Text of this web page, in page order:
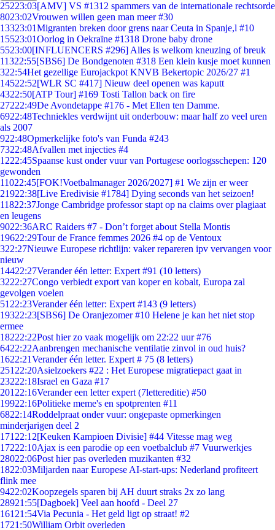
25223:03[AMV] VS #1312 spammers van de internationale rechtsorde
8023:02Vrouwen willen geen man meer #30
13323:01Migranten breken door grens naar Ceuta in Spanje,l #10
15523:01Oorlog in Oekraïne #1318 Drone baby drone
5523:00[INFLUENCERS #296] Alles is welkom kneuzing of breuk
11322:55[SBS6] De Bondgenoten #318 Een klein kusje moet kunnen
322:54Het gezellige Eurojackpot KNVB Bekertopic 2026/27 #1
14522:52[WLR SC #417] Nieuw deel openen was kaputt
4322:50[ATP Tour] #169 Tosti Tallon back on fire
27222:49De Avondetappe #176 - Met Ellen ten Damme.
6922:48Techniekles verdwijnt uit onderbouw: maar half zo veel uren
als 2007
922:48Opmerkelijke foto's van Funda #243
7322:48Afvallen met injecties #4
1222:45Spaanse kust onder vuur van Portugese oorlogsschepen: 120
gewonden
11022:45[FOK!Voetbalmanager 2026/2027] #1 We zijn er weer
21922:38[Live Eredivisie #1784] Dying seconds van het seizoen!
11822:37Jonge Cambridge professor stapt op na claims over plagiaat
en leugens
9022:36ARC Raiders #7 - Don’t forget about Stella Montis
19622:29Tour de France femmes 2026 #4 op de Ventoux
322:27Nieuwe Europese richtlijn: vaker repareren ipv vervangen voor
nieuw
14422:27Verander één letter: Expert #91 (10 letters)
3222:27Congo verbiedt export van koper en kobalt, Europa zal
gevolgen voelen
51 22:23Verander één letter: Expert #143 (9 letters)
19322:23[SBS6] De Oranjezomer #10 Helene je kan het niet stop
ermee
18222:22Post hier zo vaak mogelijk om 22:22 uur #76
6422:22Aanbrengen mechanische ventilatie zinvol in oud huis?
1622:21Verander één letter. Expert # 75 (8 letters)
251 22:20Asielzoekers #22 : Het Europese migratiepact gaat in
23222:18Israel en Gaza #17
201 22:16Verander een letter expert (7lettereditie) #50
19922:16Politieke meme's en spotprenten #11
6822:14Roddelpraat onder vuur: ongepaste opmerkingen
minderjarigen deel 2
171 22:12[Keuken Kampioen Divisie] #44 Vitesse mag weg
17222:10Ajax is een parodie op een voetbalclub #7 Vuurwerkjes
28022:06Post hier pas overleden muzikanten #32
1822:03Miljarden naar Europese AI-start-ups: Nederland profiteert
flink mee
9422:02Koopzegels sparen bij AH duurt straks 2x zo lang
28921:55[Dagboek] Veel aan hoofd - Deel 27
161 21:54Via Pecunia - Het geld ligt op straat! #2
1721:50William Orbit overleden